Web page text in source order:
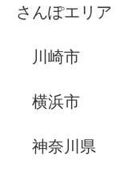
さんぽエリア
川崎市
横浜市
神奈川県